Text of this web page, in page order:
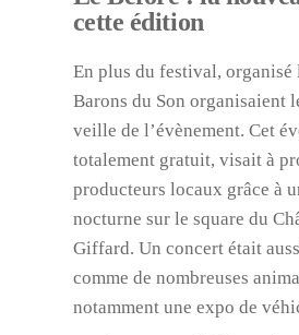
cette édition
En plus du festival, organisé
Barons du Son organisaient
veille de l’évènement. Cet
totalement gratuit, visait à
producteurs locaux grâce à
nocturne sur le square du
Giffard. Un concert était
comme de nombreuses
notamment une expo de